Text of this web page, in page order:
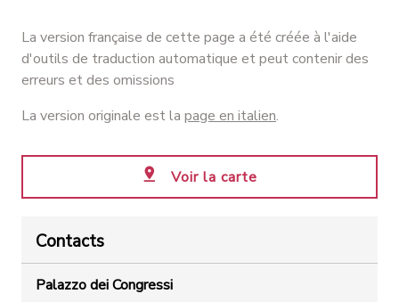
La version française de cette page a été créée à l'aide
d'outils de traduction automatique et peut contenir des
erreurs et des omissions
La version originale est la page en italien.
Voir la carte
Contacts
Palazzo dei Congressi